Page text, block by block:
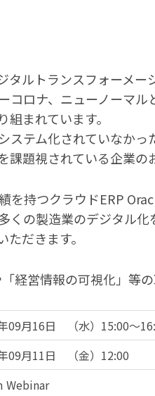
タルトランスフォーメー
コロナ、ニューノーマ
まれています。
ステム化されていなか
課題視されている企業の
を持つクラウドERP
くの製造業のデジタル
だきます。
経営情報の可視化」等
09月16日 （水）15:00～
09月11日 （金）12:00
Webinar